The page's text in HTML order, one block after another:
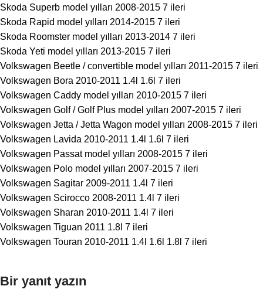
Skoda Superb model yılları 2008-2015 7 ileri
Skoda Rapid model yılları 2014-2015 7 ileri
Skoda Roomster model yılları 2013-2014 7 ileri
Skoda Yeti model yılları 2013-2015 7 ileri
Volkswagen Beetle / convertible model yılları 2011-2015 7 ileri
Volkswagen Bora 2010-2011 1.4l 1.6l 7 ileri
Volkswagen Caddy model yılları 2010-2015 7 ileri
Volkswagen Golf / Golf Plus model yılları 2007-2015 7 ileri
Volkswagen Jetta / Jetta Wagon model yılları 2008-2015 7 ileri
Volkswagen Lavida 2010-2011 1.4l 1.6l 7 ileri
Volkswagen Passat model yılları 2008-2015 7 ileri
Volkswagen Polo model yılları 2007-2015 7 ileri
Volkswagen Sagitar 2009-2011 1.4l 7 ileri
Volkswagen Scirocco 2008-2011 1.4l 7 ileri
Volkswagen Sharan 2010-2011 1.4l 7 ileri
Volkswagen Tiguan 2011 1.8l 7 ileri
Volkswagen Touran 2010-2011 1.4l 1.6l 1.8l 7 ileri
Bir yanıt yazın